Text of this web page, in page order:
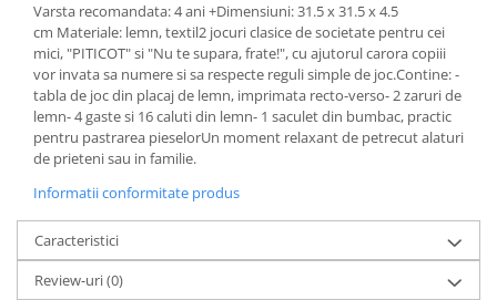
Varsta recomandata: 4 ani +Dimensiuni: 31.5 x 31.5 x 4.5
cm Materiale: lemn, textil2 jocuri clasice de societate pentru cei
mici, "PITICOT" si "Nu te supara, frate!", cu ajutorul carora copiii
vor invata sa numere si sa respecte reguli simple de joc.Contine: -
tabla de joc din placaj de lemn, imprimata recto-verso- 2 zaruri de
lemn- 4 gaste si 16 caluti din lemn- 1 saculet din bumbac, practic
pentru pastrarea pieselorUn moment relaxant de petrecut alaturi
de prieteni sau in familie.
Informatii conformitate produs
Caracteristici
Review-uri(0)